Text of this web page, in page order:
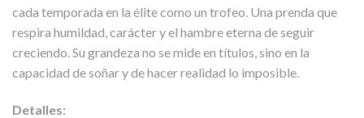
cada temporada en la élite como un trofeo. Una prenda que
respira humildad, carácter y el hambre eterna de seguir
creciendo. Su grandeza no se mide en títulos, sino en la
capacidad de soñar y de hacer realidad lo imposible.
Detalles: